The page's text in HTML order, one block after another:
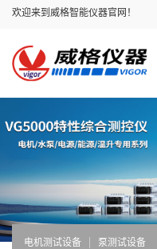
欢迎来到威格智能仪器官网！
电机测试设备 泵测试设备